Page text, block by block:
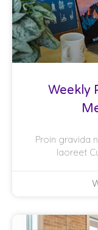
Weekly
Proin gravida
laoreet